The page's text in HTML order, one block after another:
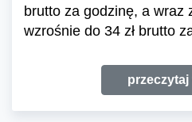
brutto za godzinę, a wraz
wzrośnie do 34 zł brutto
przeczytaj